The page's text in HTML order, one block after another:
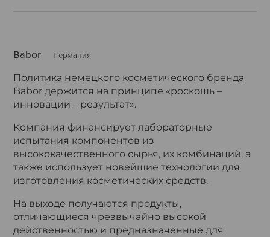
Babor Германия
Политика немецкого косметического бренда
Babor держится на принципе «роскошь –
инновации – результат».
Компания финансирует лабораторные
испытания компонентов из
высококачественного сырья, их комбинаций, а
также использует новейшие технологии для
изготовления косметических средств.
На выходе получаются продукты,
отличающиеся чрезвычайно высокой
действенностью и предназначенные для